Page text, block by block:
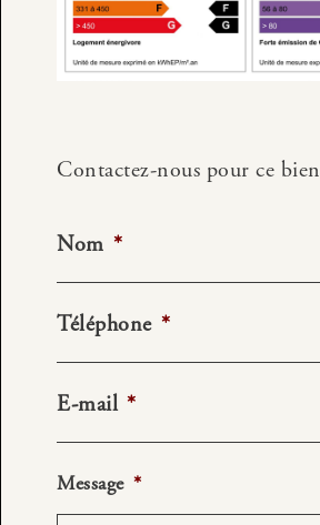
Contactez-nous pour ce bien
Nom *
Téléphone *
E-mail *
Message *